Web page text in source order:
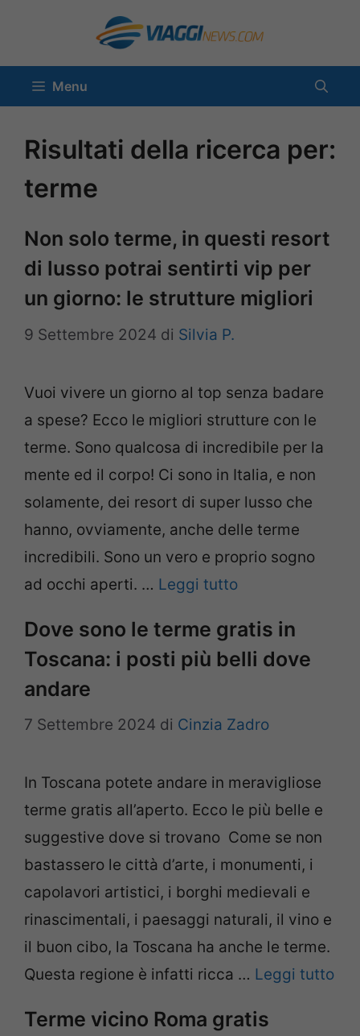
contenuto
Menu
Risultati della ricerca per:
terme
Non solo terme, in questi resort
di lusso potrai sentirti vip per
un giorno: le strutture migliori
9 Settembre 2024 di Silvia P.
Vuoi vivere un giorno al top senza badare
a spese? Ecco le migliori strutture con le
terme. Sono qualcosa di incredibile per la
mente ed il corpo! Ci sono in Italia, e non
solamente, dei resort di super lusso che
hanno, ovviamente, anche delle terme
incredibili. Sono un vero e proprio sogno
ad occhi aperti. … Leggi tutto
Dove sono le terme gratis in
Toscana: i posti più belli dove
andare
7 Settembre 2024 di Cinzia Zadro
In Toscana potete andare in meravigliose
terme gratis all’aperto. Ecco le più belle e
suggestive dove si trovano Come se non
bastassero le città d’arte, i monumenti, i
capolavori artistici, i borghi medievali e
rinascimentali, i paesaggi naturali, il vino e
il buon cibo, la Toscana ha anche le terme.
Questa regione è infatti ricca … Leggi tutto
Terme vicino Roma gratis